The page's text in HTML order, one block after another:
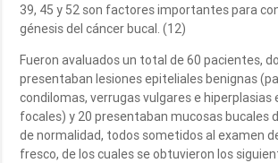
39, 45 y 52 son factores importantes para
génesis del cáncer bucal. (12)
Fueron avaluados un total de 60 pacientes,
presentaban lesiones epiteliales benignas
condilomas, verrugas vulgares e hiperplasias
focales) y 20 presentaban mucosas bucales
de normalidad, todos sometidos al examen
fresco, de los cuales se obtuvieron los